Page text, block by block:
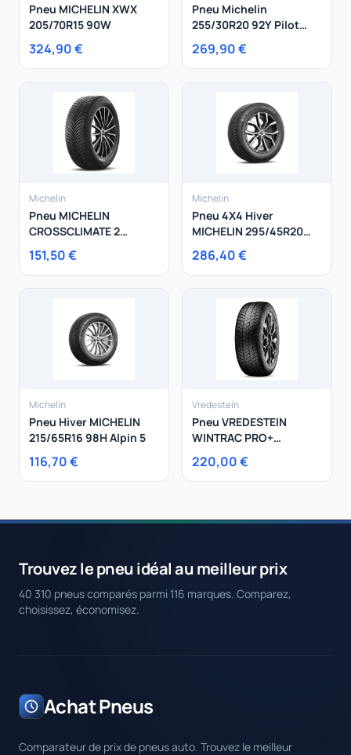
Pneu MICHELIN XWX
205/70R15 90W
324,90 €
Pneu Michelin
255/30R20 92Y Pilot
Super Sport
269,90 €
Michelin
Pneu MICHELIN
CROSSCLIMATE 2
215/55R18 95H
151,50 €
Michelin
Pneu 4X4 Hiver
MICHELIN 295/45R20
114H X-Ice Snow SUV XL
286,40 €
Michelin
Pneu Hiver MICHELIN
215/65R16 98H Alpin 5
116,70 €
Vredestein
Pneu VREDESTEIN
WINTRAC PRO+
235/50R20 104W
220,00 €
Trouvez le pneu idéal au meilleur prix
40 310 pneus comparés parmi 116 marques. Comparez,
choisissez, économisez.
Achat Pneus
Comparateur de prix de pneus auto. Trouvez le meilleur